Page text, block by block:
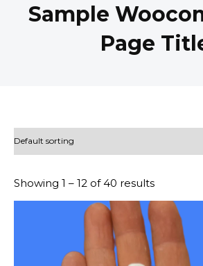
Sample
Page
Showing 1 – 12 of 40 results